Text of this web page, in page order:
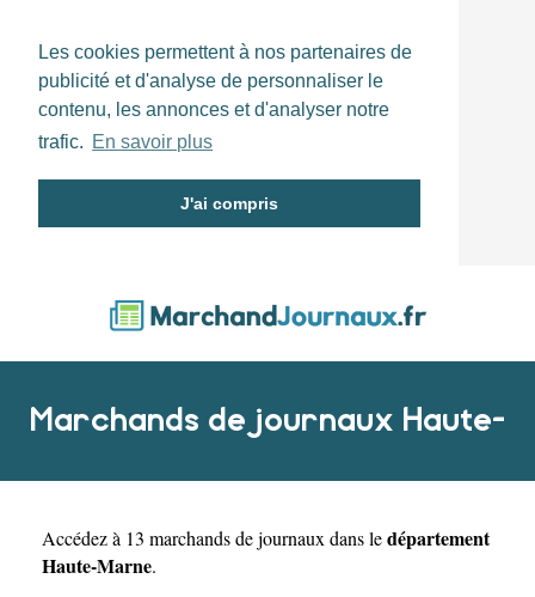
Les cookies permettent à nos partenaires de
publicité et d'analyse de personnaliser le
contenu, les annonces et d'analyser notre
trafic. En savoir plus
J'ai compris
Marchands de journaux Haute-
Marne
Accédez à 13 marchands de journaux dans ledépartement
Haute-Marne.